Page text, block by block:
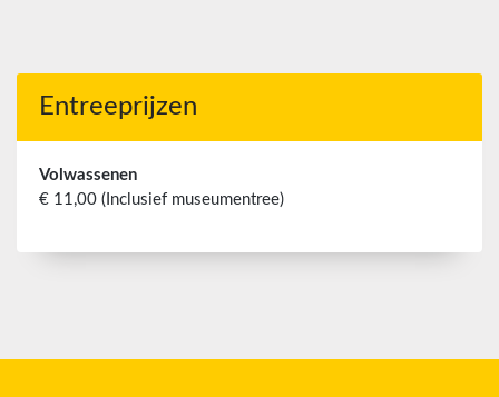
Entreeprijzen
Volwassenen
€ 11,00 (Inclusief museumentree)